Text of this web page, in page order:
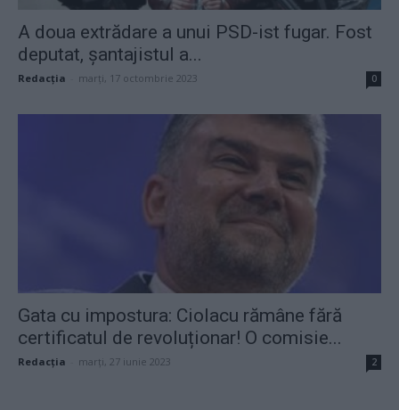
A doua extrădare a unui PSD-ist fugar. Fost
deputat, șantajistul a...
Redacţia marți, 17 octombrie 2023 0
Gata cu impostura: Ciolacu rămâne fără
certificatul de revoluționar! O comisie...
Redacţia marți, 27 iunie 2023 2